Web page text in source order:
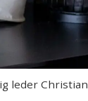
leder Christian